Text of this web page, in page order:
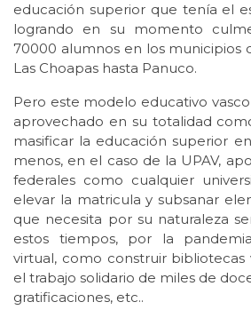
educación superior que tenía el
logrando en su momento
70000 alumnos en los municipios
Las Choapas hasta Panuco.
Pero este modelo educativo
aprovechado en su totalidad
masificar la educación superior
menos, en el caso de la UPAV,
federales como cualquier
elevar la matricula y subsanar
que necesita por su naturaleza
estos tiempos, por la
virtual, como construir bibliotecas
el trabajo solidario de miles de
gratificaciones, etc..